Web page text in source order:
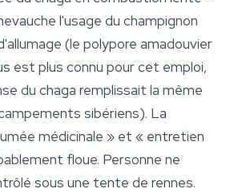
l'usage du champignon
(le polypore amadouvier
est plus connu pour cet emploi,
du chaga remplissait la même
sibériens). La
médicinale » et « entretien
floue. Personne ne
sous une tente de rennes.